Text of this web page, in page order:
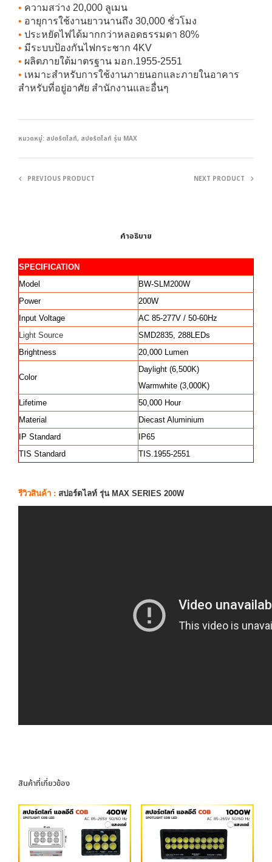
• ความสว่าง 20,000 ลูเมน
• อายุการใช้งานยาวนานถึง 30,000 ชั่วโมง
• ประหยัดไฟได้มากกว่าหลอดธรรมดา 80%
• มีระบบป้องกันไฟกระชาก 4KV
• ผลิตภายใต้มาตรฐาน มอก.1955-2551
• เหมาะสำหรับการใช้งานภายนอกและภายในอาคาร
สำหรับที่อยู่อาศัย สำนักงานและอื่นๆ
หมวดหมู่: สปอร์ตไลท์, สปอร์ตไลท์ รุ่น MAX
PREVIOUS PRODUCT NEXT PRODUCT
คำอธิบาย
SPECIFICATION
Model
BW-SLM200W
Power
200W
Input Voltage
AC 85-277V / 50-60Hz
Light Source
SMD2835, 288LEDs
Brightness
20,000 Lumen
Color
Daylight (6,500K)
Warmwhite (3,000K)
Lifetime
50,000 Hour
Material
Diecast Aluminium
IP Standard
IP65
TIS Standard
TIS.1955-2551
รีวิวสินค้า : สปอร์ตไลท์ รุ่น MAX SERIES 200W
สินค้าที่เกี่ยวข้อง